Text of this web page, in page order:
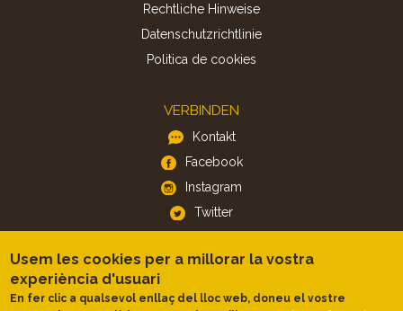
Rechtliche Hinweise
Datenschutzrichtlinie
Politica de cookies
VERBINDEN
Kontakt
Facebook
Instagram
Twitter
APP
Usem les cookies per a millorar la vostra
experiència d'usuari
En fer clic a qualsevol enllaç del lloc web, doneu el vostre